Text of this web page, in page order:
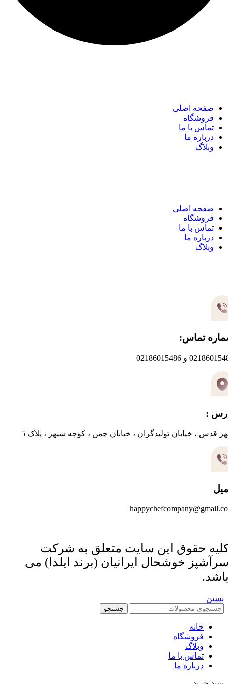
صفحه اصلی
فروشگاه
تماس با ما
درباره ما
وبلاگ
صفحه اصلی
فروشگاه
تماس با ما
درباره ما
وبلاگ
تماس:
و 02186015486
:
قدس ، خیابان تولیدگران ، خیابان چمن ، کوچه سپهر ، پلاک 5
حقوق این سایت متعلق به شرکت
خوشحال ایرانیان (برند ایلدا) می
بستن
جستجو
خانه
فروشگاه
وبلاگ
تماس با ما
درباره ما